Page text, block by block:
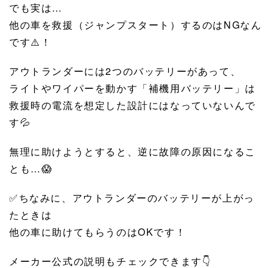
でも実は…
他の車を救援（ジャンプスタート）するのはNGなん
です⚠️！
アウトランダーには2つのバッテリーがあって、
ライトやワイパーを動かす「補機用バッテリー」は
救援時の電流を想定した設計にはなっていないんで
す💦
無理に助けようとすると、逆に故障の原因になるこ
とも…😱
✅ちなみに、アウトランダーのバッテリーが上がっ
たときは
他の車に助けてもらうのはOKです！
メーカー公式の説明もチェックできます👇